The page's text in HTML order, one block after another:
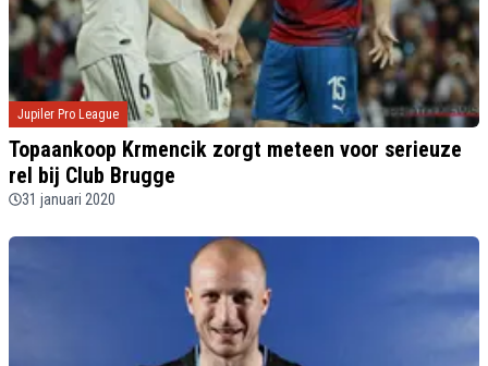
Jupiler Pro League
Topaankoop Krmencik zorgt meteen voor serieuze
rel bij Club Brugge
31 januari 2020